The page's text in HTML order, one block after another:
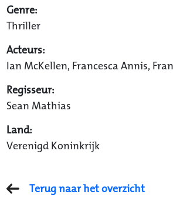
Genre:
Thriller
Acteurs:
Ian McKellen, Francesca Annis,
Regisseur:
Sean Mathias
Land:
Verenigd Koninkrijk
Terug naar het overzicht